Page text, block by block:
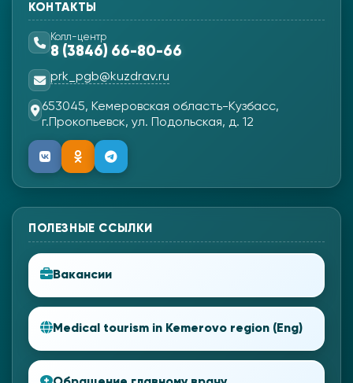
КОНТАКТЫ
Колл-центр
8 (3846) 66-80-66
prk_pgb@kuzdrav.ru
653045, Кемеровская область-Кузбасс,
г.Прокопьевск, ул. Подольская, д. 12
ПОЛЕЗНЫЕ ССЫЛКИ
Вакансии
Medical tourism in Kemerovo region (Eng)